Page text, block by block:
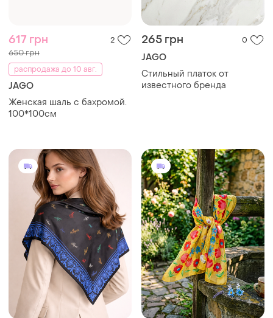
617 грн 2
650 грн
распродажа до 10 авг.
JAGO
Женская шаль с бахромой.
100*100см
265 грн 0
JAGO
Стильный платок от
известного бренда